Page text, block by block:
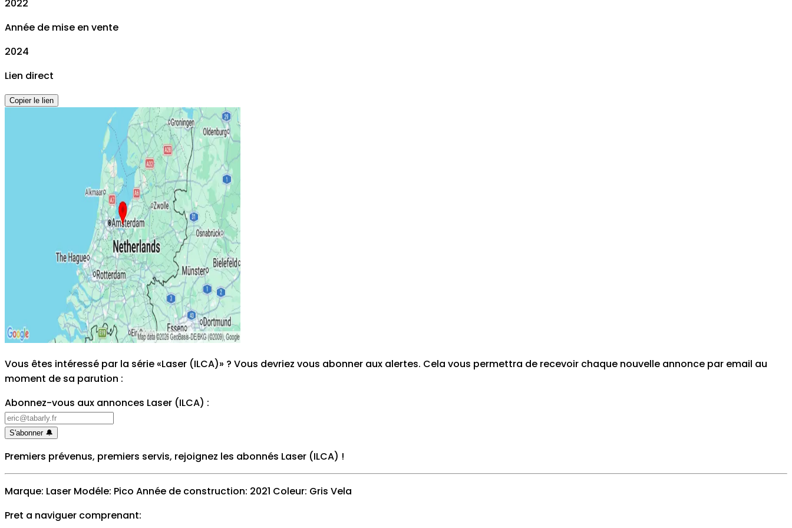
2022
Année de mise en vente
2024
Lien direct
Copier le lien
Vous êtes intéressé par la série «Laser (ILCA)» ? Vous devriez vous abonner aux alertes. Cela vous permettra de recevoir chaque nouvelle annonce par email au
moment de sa parution :
Abonnez-vous aux annonces Laser (ILCA) :
S'abonner 🔔
Premiers prévenus, premiers servis, rejoignez les abonnés Laser (ILCA) !
Marque: Laser Modéle: Pico Année de construction: 2021 Coleur: Gris Vela
Pret a naviguer comprenant: